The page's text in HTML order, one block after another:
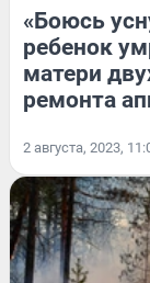
«Боюсь
ребенок
матери
ремонта
2 августа, 2023,